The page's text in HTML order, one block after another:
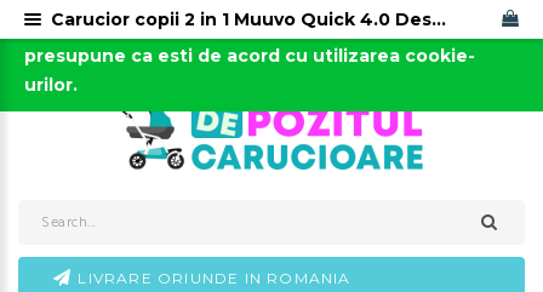
0723-666-005 / 0743-666-006
LIVRARE ORIUNDE IN ROMANIA
Acest site foloseste cookies. Continuarea navigarii
presupune ca esti de acord cu utilizarea cookie-
urilor.
Carucior copii 2 in 1 Muuvo Quick 4.0 Desert Sand